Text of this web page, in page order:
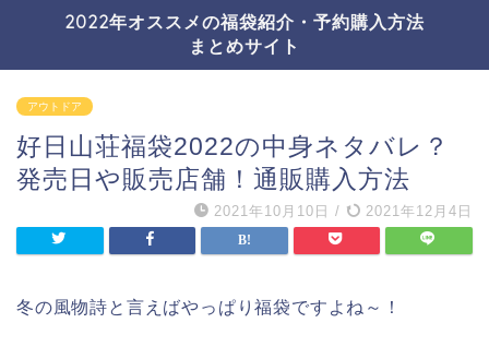
2022年オススメの福袋紹介・予約購入方法
まとめサイト
アウトドア
好日山荘福袋2022の中身ネタバレ？
発売日や販売店舗！通販購入方法
2021年10月10日 / 2021年12月4日
冬の風物詩と言えばやっぱり福袋ですよね～！